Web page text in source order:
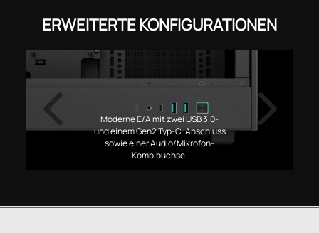
ERWEITERTE KONFIGURATIONEN
Moderne E/A mit zwei USB 3.0-
und einem Gen2 Typ-C-Anschluss
sowie einer Audio/Mikrofon-
Kombibuchse.